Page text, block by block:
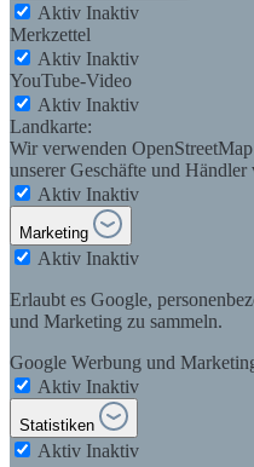
Aktiv Inaktiv
Merkzettel
Aktiv Inaktiv
YouTube-Video
Aktiv Inaktiv
Landkarte:
Wir verwenden
unserer Geschäfte und Händler
Aktiv Inaktiv
Marketing
Aktiv Inaktiv
Erlaubt es Google,
und Marketing zu sammeln.
Google Werbung und
Aktiv Inaktiv
Statistiken
Aktiv Inaktiv